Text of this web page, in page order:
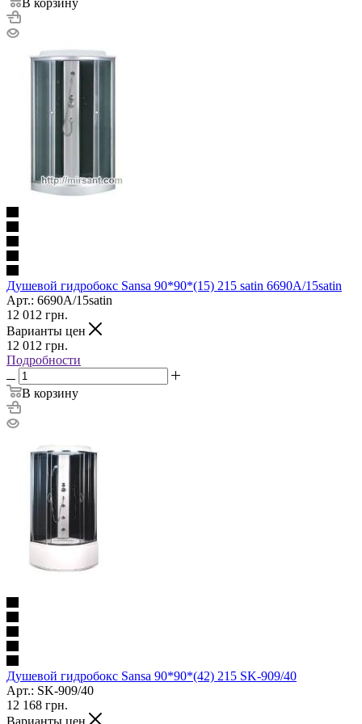
Душевой гидробокс Sansa 90*90*(15) 215 satin 6690A/15satin
Арт.: 6690A/15satin
12 012 грн.
Варианты цен
12 012 грн.
Подробности
В корзину
Душевой гидробокс Sansa 90*90*(42) 215 SK-909/40
Арт.: SK-909/40
12 168 грн.
Варианты цен